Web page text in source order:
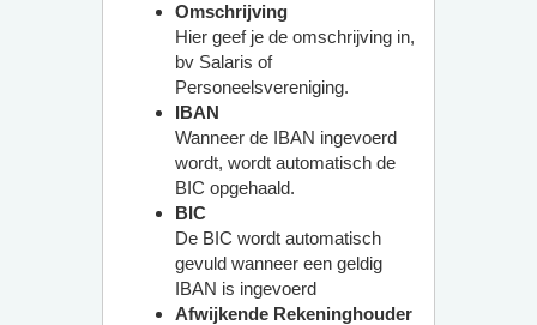
Omschrijving
Hier geef je de omschrijving in,
bv Salaris of
Personeelsvereniging.
IBAN
Wanneer de IBAN ingevoerd
wordt, wordt automatisch de
BIC opgehaald.
BIC
De BIC wordt automatisch
gevuld wanneer een geldig
IBAN is ingevoerd
Afwijkende Rekeninghouder